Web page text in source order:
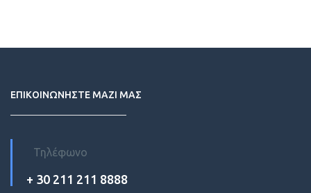
ΕΠΙΚΟΙΝΩΝΗΣΤΕ ΜΑΖΙ ΜΑΣ
Τηλέφωνο
+ 30 211 211 8888